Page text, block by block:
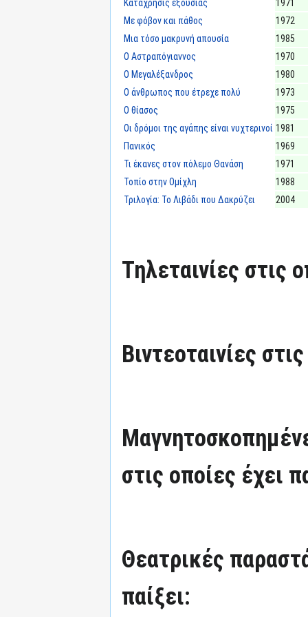
Κατάχρησις εξουσίας
1971
Με φόβον και πάθος
1972
Μια τόσο μακρυνή απουσία
1985
Ο Αστραπόγιαννος
1970
Ο Μεγαλέξανδρος
1980
Ο άνθρωπος που έτρεχε πολύ
1973
Ο θίασος
1975
Οι δρόμοι της αγάπης είναι νυχτερινοί 1981
Πανικός
1969
Τι έκανες στον πόλεμο Θανάση
1971
Τοπίο στην Ομίχλη
1988
Τριλογία: Το Λιβάδι που Δακρύζει
2004
Τηλεταινίες στις
Βιντεοταινίες
στις οποίες έχει
Θεατρικές
παίξει: